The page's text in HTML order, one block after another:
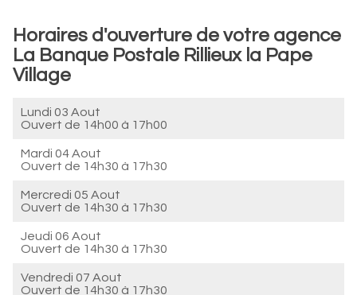
Horaires d'ouverture de votre agence
La Banque Postale Rillieux la Pape
Village
Lundi 03 Aout
Ouvert de 14h00 à 17h00
Mardi 04 Aout
Ouvert de 14h30 à 17h30
Mercredi 05 Aout
Ouvert de 14h30 à 17h30
Jeudi 06 Aout
Ouvert de 14h30 à 17h30
Vendredi 07 Aout
Ouvert de 14h30 à 17h30